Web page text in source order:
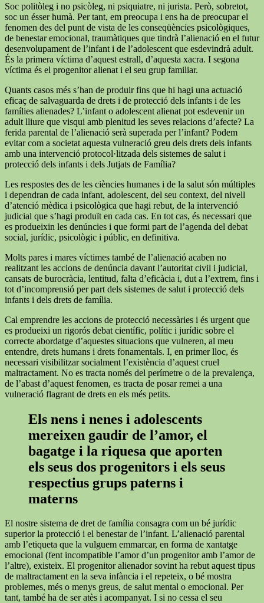
Soc politòleg i no psicòleg, ni psiquiatre, ni jurista. Però, sobretot,
soc un ésser humà. Per tant, em preocupa i ens ha de preocupar el
fenomen des del punt de vista de les conseqüències psicològiques,
de benestar emocional, traumàtiques que tindrà l’alienació en el futur
desenvolupament de l’infant i de l’adolescent que esdevindrà adult.
És la primera víctima d’aquest estrall, d’aquesta xacra. I segona
víctima és el progenitor alienat i el seu grup familiar.
Quants casos més s’han de produir fins que hi hagi una actuació
eficaç de salvaguarda de drets i de protecció dels infants i de les
famílies alienades? L’infant o adolescent alienat pot esdevenir un
adult lliure que visqui amb plenitud les seves relacions d’afecte? La
ferida parental de l’alienació serà superada per l’infant? Podem
evitar com a societat aquesta vulneració greu dels drets dels infants
amb una intervenció protocol·litzada dels sistemes de salut i
protecció dels infants i dels Jutjats de Família?
Les respostes des de les ciències humanes i de la salut són múltiples
i dependran de cada infant, adolescent, del seu context, del nivell
d’atenció mèdica i psicològica que hagi rebut, de la intervenció
judicial que s’hagi produït en cada cas. En tot cas, és necessari que
es produeixin les denúncies i que formi part de l’agenda del debat
social, jurídic, psicològic i públic, en definitiva.
Molts pares i mares víctimes també de l’alienació acaben no
realitzant les accions de denúncia davant l’autoritat civil i judicial,
cansats de burocràcia, lentitud, falta d’eficàcia i, dut a l’extrem, fins i
tot d’incomprensió per part dels sistemes de salut i protecció dels
infants i dels drets de família.
Cal emprendre les accions de protecció necessàries i és urgent que
es produeixi un rigorós debat científic, polític i jurídic sobre el
correcte abordatge d’aquestes situacions que vulneren, al meu
entendre, drets humans i drets fonamentals. I, en primer lloc, és
necessari visibilitzar socialment l’existència d’aquest cruel
maltractament. No es tracta només del perímetre o de la prevalença,
de l’abast d’aquest fenomen, es tracta de posar remei a una
vulneració flagrant de drets en els més petits.
Els nens i nenes i adolescents
mereixen gaudir de l’amor, el
bagatge i la riquesa que aporten
els seus dos progenitors i els seus
respectius grups paterns i
materns
El nostre sistema de dret de família consagra com un bé jurídic
superior la protecció i el benestar de l’infant. L’alienació parental
amb l’etiqueta que la vulguem emmarcar, en forma de xantatge
emocional (fent incompatible l’amor d’un progenitor amb l’amor de
l’altre), existeix. El progenitor alienador sovint ha rebut aquest tipus
de maltractament en la seva infància i el repeteix, o bé mostra
problemes, més o menys greus, de salut mental o emocional. Per
tant, també ha de ser atès i acompanyat. I si no cessa el seu